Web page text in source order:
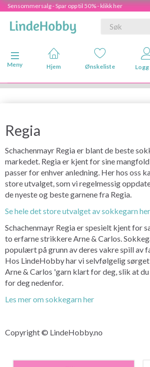
Sensommersalg - Spar opp til 50% - klikk her
Veksle navigasjon
Meny
Hjem Ønskeliste Logg
Regia
Schachenmayr Regia er blant de beste
markedet. Regia er kjent for sine
passer for enhver anledning. Her hos oss
store utvalget, som vi regelmessig
de nyeste og beste garnene fra Regia.
Se hele det store utvalget av sokkegarn her
Schachenmayr Regia er spesielt kjent for
to erfarne strikkere Arne & Carlos.
populært på grunn av deres vakre spill av
Hos LindeHobby har vi selvfølgelig sørget
Arne & Carlos 'garn klart for deg, slik at
for deg nedenfor.
Les mer om sokkegarn her
Copyright © LindeHobby.no